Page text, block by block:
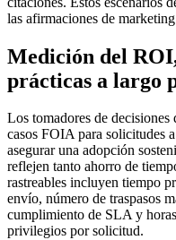
las afirmaciones de
Medición del
prácticas a largo
Los tomadores de
casos FOIA para solicitudes
asegurar una adopción
reflejen tanto ahorro de
rastreables incluyen tiempo
envío, número de traspasos
cumplimiento de SLA y
privilegios por solicitud.